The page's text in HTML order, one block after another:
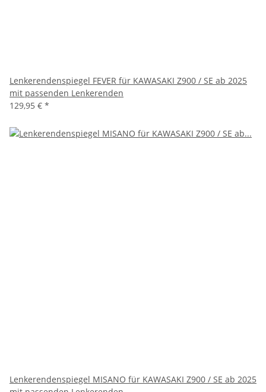
Lenkerendenspiegel FEVER für KAWASAKI Z900 / SE ab 2025
mit passenden Lenkerenden
129,95 € *
Lenkerendenspiegel MISANO für KAWASAKI Z900 / SE ab 2025